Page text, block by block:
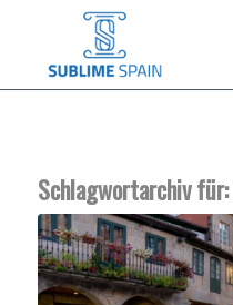
Schlagwortarchiv für: